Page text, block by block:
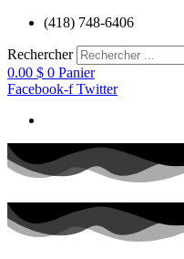
Aller
contenu
(418) 748-6406
Rechercher
0.00 $ 0 Panier
Facebook-f Twitter